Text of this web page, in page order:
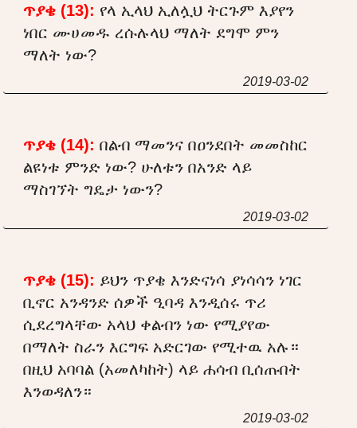
ጥያቄ (13): የላ ኢላህ ኢለሏህ ትርጉም እያየን
ነበር ሙሀመዱ ረሱሉላህ ማለት ደግሞ ምን
ማለት ነው?
2019-03-02
ጥያቄ (14): በልብ ማመንና በዐንደበት መመስከር
ልዩነቱ ምንድ ነው? ሁለቱን በአንድ ላይ
ማስገኘት ግዴታ ነውን?
2019-03-02
ጥያቄ (15): ይህን ጥያቄ እንድናነሳ ያነሳሳን ነገር
ቢኖር አንዳንድ ሰዎች ዒባዳ እንዲሰሩ ጥሪ
ሲደረግላቸው አላህ ቀልብን ነው የሚያየው
በማለት ስራን እርግፍ አድርገው የሚተዉ አሉ።
በዚህ አባባል (አመለካከት) ላይ ሐሳብ ቢሰጡበት
እንወዳለን።
2019-03-02